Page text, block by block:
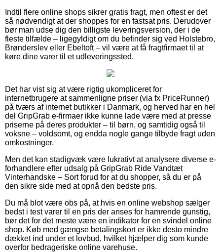
Indtil flere online shops sikrer gratis fragt, men oftest er det
så nødvendigt at der shoppes for en fastsat pris. Derudover
bør man udse dig den billigste leveringsversion, der i de
fleste tilfælde – ligegyldigt om du befinder sig ved Holstebro,
Brønderslev eller Ebeltoft – vil være at få fragtfirmaet til at
køre dine varer til et udleveringssted.
Det har vist sig at være rigtig ukompliceret for
internetbrugere at sammenligne priser (via fx PriceRunner)
på tværs af internet butikker i Danmark, og herved har en hel
del GripGrab e-firmaer ikke kunne lade være med at presse
priserne på deres produkter – til børn, og samtidig også til
voksne – voldsomt, og endda nogle gange tilbyde fragt uden
omkostninger.
Men det kan stadigvæk være lukrativt at analysere diverse e-
forhandlere efter udsalg på GripGrab Ride Vandtæt
Vinterhandske – Sort forud for at du shopper, så du er på
den sikre side med at opnå den bedste pris.
Du må blot være obs på, at hvis en online webshop sælger
bedst i test varer til en pris der anses for hamrende gunstig,
bør det for det meste være en indikator for en svindel online
shop. Køb med gængse betalingskort er ikke desto mindre
dækket ind under et lovbud, hvilket hjælper dig som kunde
overfor bedrageriske online varehuse.